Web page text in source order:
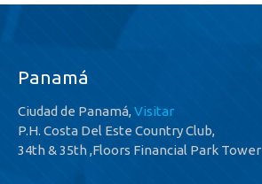
Panamá
Ciudad de Panamá,Visitar
P.H. Costa Del Este Country Club,
34th & 35th ,Floors Financial Park Tower